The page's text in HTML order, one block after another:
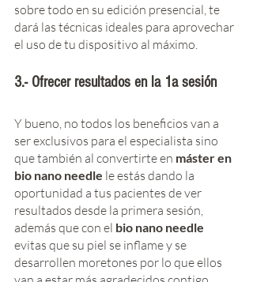
sobre todo en su edición presencial, te
dará las técnicas ideales para aprovechar
el uso de tu dispositivo al máximo.
3.- Ofrecer resultados en la 1a sesión
Y bueno, no todos los beneficios van a
ser exclusivos para el especialista sino
que también al convertirte en máster en
bio nano needle le estás dando la
oportunidad a tus pacientes de ver
resultados desde la primera sesión,
además que con el bio nano needle
evitas que su piel se inflame y se
desarrollen moretones por lo que ellos